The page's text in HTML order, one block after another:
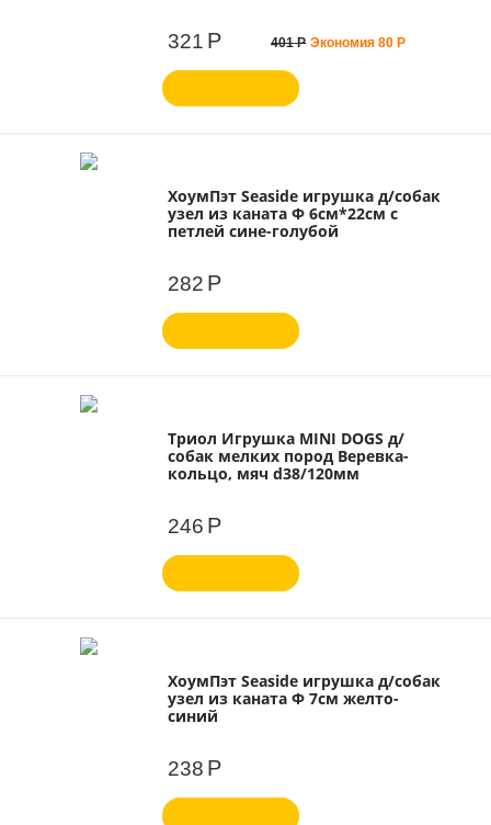
321 Р 401 Р Экономия80 Р
ХоумПэт Seaside игрушка д/собак
узел из каната Ф 6см*22см с
петлей сине-голубой
282 Р
Триол Игрушка MINI DOGS д/
собак мелких пород Веревка-
кольцо, мяч d38/120мм
246 Р
ХоумПэт Seaside игрушка д/собак
узел из каната Ф 7см желто-
синий
238 Р